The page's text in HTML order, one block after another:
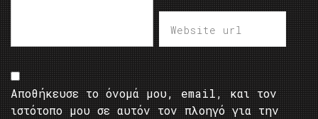
Αποθήκευσε το όνομά μου, email, και τον
ιστότοπο μου σε αυτόν τον πλοηγό για την